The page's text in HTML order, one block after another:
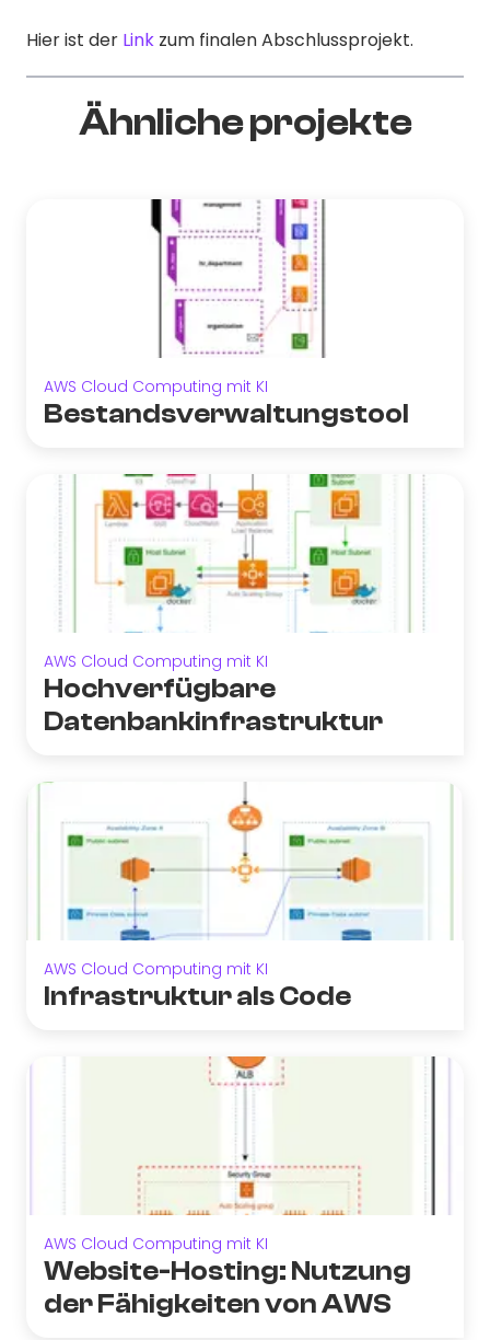
Hier ist der Link zum finalen Abschlussprojekt.
Ähnliche projekte
AWS Cloud Computing mit KI
Bestandsverwaltungstool
AWS Cloud Computing mit KI
Hochverfügbare
Datenbankinfrastruktur
AWS Cloud Computing mit KI
Infrastruktur als Code
AWS Cloud Computing mit KI
Website-Hosting: Nutzung
der Fähigkeiten von AWS